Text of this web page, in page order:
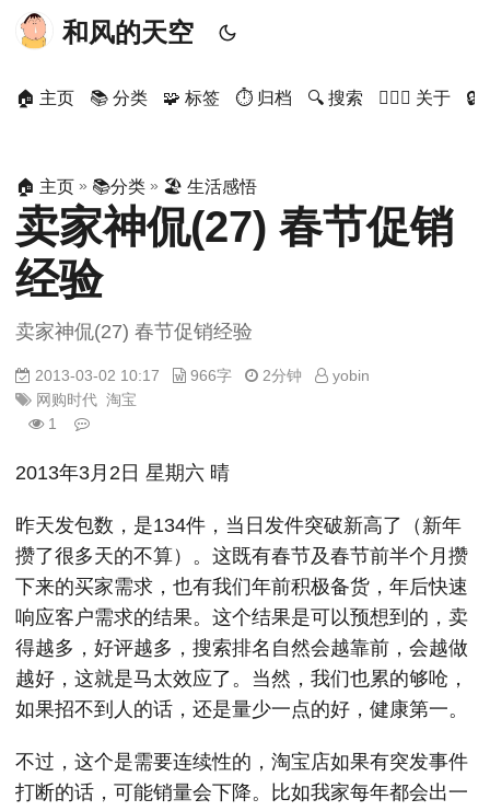
和风的天空
🏠 主页 📚 分类 🧩 标签 ⏱ 归档 🔍 搜索 🙋🏻‍♂️ 关于 🔒
🏠 主页 » 📚分类 » 🏖 生活感悟
卖家神侃(27) 春节促销
经验
卖家神侃(27) 春节促销经验
2013-03-02 10:17 966字 2分钟
yobin
网购时代 淘宝
1
2013年3月2日 星期六 晴
昨天发包数，是134件，当日发件突破新高了（新年
攒了很多天的不算）。这既有春节及春节前半个月攒
下来的买家需求，也有我们年前积极备货，年后快速
响应客户需求的结果。这个结果是可以预想到的，卖
得越多，好评越多，搜索排名自然会越靠前，会越做
越好，这就是马太效应了。当然，我们也累的够呛，
如果招不到人的话，还是量少一点的好，健康第一。
不过，这个是需要连续性的，淘宝店如果有突发事件
打断的话，可能销量会下降。比如我家每年都会出一